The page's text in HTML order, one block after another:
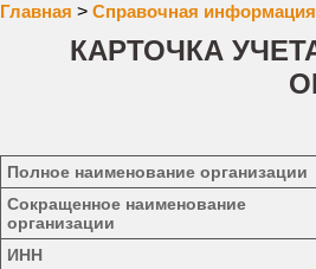
Главная > Справочная информация
КАРТОЧКА
Полное наименование организации
Сокращенное наименование
организации
ИНН